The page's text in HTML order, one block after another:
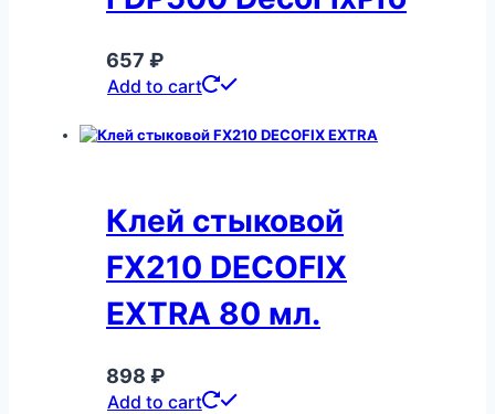
657 ₽
Add to cart
Клей стыковой
FX210 DECOFIX
EXTRA 80 мл.
898 ₽
Add to cart